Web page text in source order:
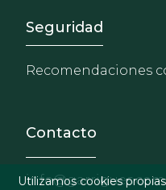
Footer -
Seguridad
Recomendaciones
Contacto
info@garrigues.com
Utilizamos cookies